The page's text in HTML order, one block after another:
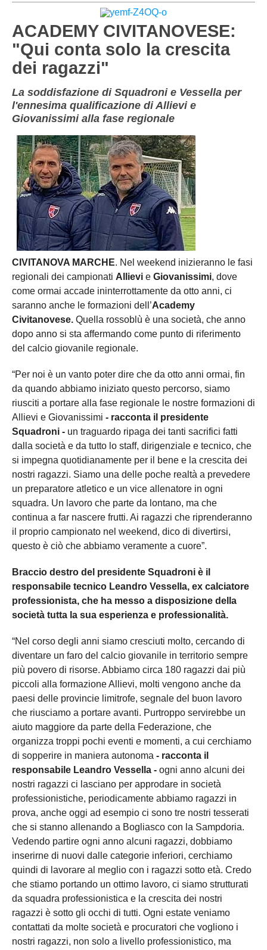
Carica la tua Rosa
1^ CATEGORIA
2^ CATEGORIA
3^ CATEGORIA
GIOVANILI
ACADEMY CIVITANOVESE:
"Qui conta solo la crescita
dei ragazzi"
La soddisfazione di Squadroni e Vessella per
l'ennesima qualificazione di Allievi e
Giovanissimi alla fase regionale
CIVITANOVA MARCHE. Nel weekend inizieranno le fasi
regionali dei campionati Allievi e Giovanissimi, dove
come ormai accade ininterrottamente da otto anni, ci
saranno anche le formazioni dell’Academy
Civitanovese. Quella rossoblù è una società, che anno
dopo anno si sta affermando come punto di riferimento
del calcio giovanile regionale.
“Per noi è un vanto poter dire che da otto anni ormai, fin
da quando abbiamo iniziato questo percorso, siamo
riusciti a portare alla fase regionale le nostre formazioni di
Allievi e Giovanissimi - racconta il presidente
Squadroni - un traguardo ripaga dei tanti sacrifici fatti
dalla società e da tutto lo staff, dirigenziale e tecnico, che
si impegna quotidianamente per il bene e la crescita dei
nostri ragazzi. Siamo una delle poche realtà a prevedere
un preparatore atletico e un vice allenatore in ogni
squadra. Un lavoro che parte da lontano, ma che
continua a far nascere frutti. Ai ragazzi che riprenderanno
il proprio campionato nel weekend, dico di divertirsi,
questo è ciò che abbiamo veramente a cuore”.
Braccio destro del presidente Squadroni è il
responsabile tecnico Leandro Vessella, ex calciatore
professionista, che ha messo a disposizione della
società tutta la sua esperienza e professionalità.
“Nel corso degli anni siamo cresciuti molto, cercando di
diventare un faro del calcio giovanile in territorio sempre
più povero di risorse. Abbiamo circa 180 ragazzi dai più
piccoli alla formazione Allievi, molti vengono anche da
paesi delle provincie limitrofe, segnale del buon lavoro
che riusciamo a portare avanti. Purtroppo servirebbe un
aiuto maggiore da parte della Federazione, che
organizza troppi pochi eventi e momenti, a cui cerchiamo
di sopperire in maniera autonoma - racconta il
responsabile Leandro Vessella - ogni anno alcuni dei
nostri ragazzi ci lasciano per approdare in società
professionistiche, periodicamente abbiamo ragazzi in
prova, anche oggi ad esempio ci sono tre nostri tesserati
che si stanno allenando a Bogliasco con la Sampdoria.
Vedendo partire ogni anno alcuni ragazzi, dobbiamo
inserirne di nuovi dalle categorie inferiori, cerchiamo
quindi di lavorare al meglio con i ragazzi sotto età. Credo
che stiamo portando un ottimo lavoro, ci siamo strutturati
da squadra professionistica e la crescita dei nostri
ragazzi è sotto gli occhi di tutti. Ogni estate veniamo
contattati da molte società e procuratori che vogliono i
nostri ragazzi, non solo a livello professionistico, ma